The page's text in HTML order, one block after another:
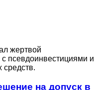
жертвой
псевдоинвестициями и
на допуск в